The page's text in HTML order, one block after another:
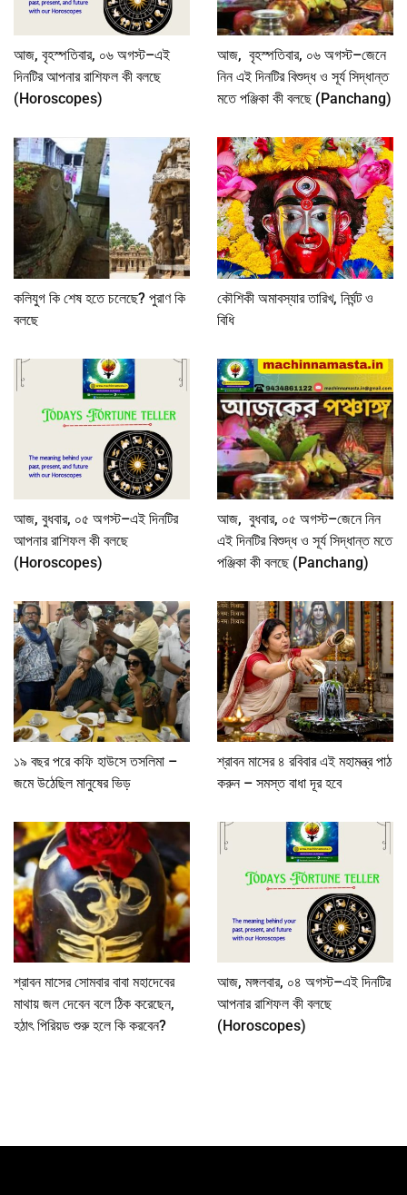
আজ, বৃহস্পতিবার, ০৬ অগস্ট–এই
দিনটির আপনার রাশিফল কী বলছে
(Horoscopes)
আজ, বৃহস্পতিবার, ০৬ অগস্ট–জেনে
নিন এই দিনটির বিশুদ্ধ ও সূর্য সিদ্ধান্ত
মতে পঞ্জিকা কী বলছে (Panchang)
কলিযুগ কি শেষ হতে চলেছে? পুরাণ কি
বলছে
কৌশিকী অমাবস্যার তারিখ, নির্ঘন্ট ও
বিধি
আজ, বুধবার, ০৫ অগস্ট–এই দিনটির
আপনার রাশিফল কী বলছে
(Horoscopes)
আজ, বুধবার, ০৫ অগস্ট–জেনে নিন
এই দিনটির বিশুদ্ধ ও সূর্য সিদ্ধান্ত মতে
পঞ্জিকা কী বলছে (Panchang)
১৯ বছর পরে কফি হাউসে তসলিমা –
জমে উঠেছিল মানুষের ভিড়
শ্রাবন মাসের ৪ রবিবার এই মহামন্ত্র পাঠ
করুন – সমস্ত বাধা দূর হবে
শ্রাবন মাসের সোমবার বাবা মহাদেবের
মাথায় জল দেবেন বলে ঠিক করেছেন,
হঠাৎ পিরিয়ড শুরু হলে কি করবেন?
আজ, মঙ্গলবার, ০৪ অগস্ট–এই দিনটির
আপনার রাশিফল কী বলছে
(Horoscopes)